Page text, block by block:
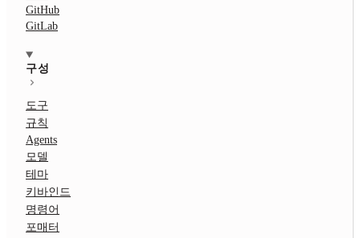
GitHub
GitLab
구성
도구
규칙
Agents
모델
테마
키바인드
명령어
포매터